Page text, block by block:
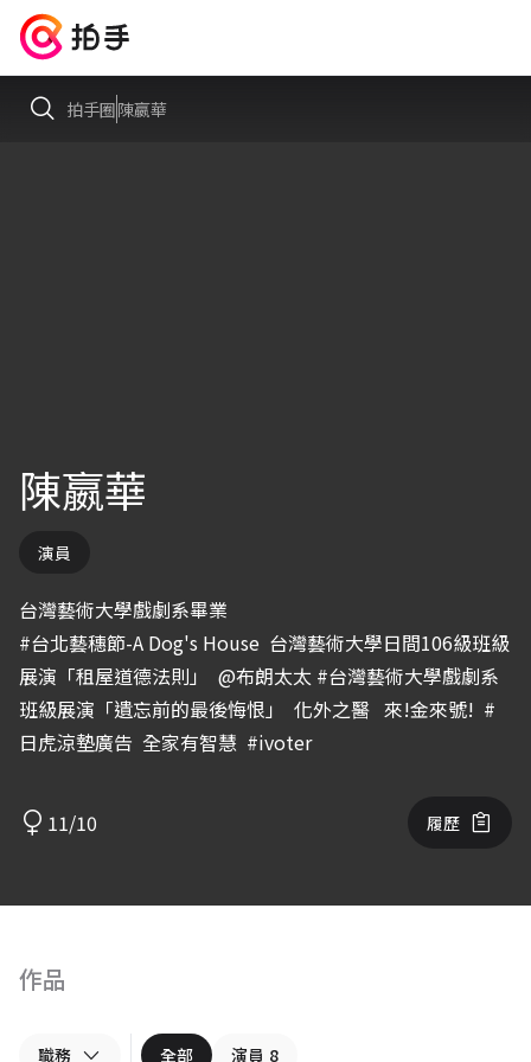
拍手圈陳嬴華
陳嬴華
演員
台灣藝術大學戲劇系畢業
#台北藝穗節-A Dog's House 台灣藝術大學日間106級班級
展演「租屋道德法則」
@布朗太太 #台灣藝術大學戲劇系
班級展演「遺忘前的最後悔恨」
化外之醫 來!金來號!
日虎涼墊廣告 全家有智慧 #ivoter
11/10 履歷
作品
職務 全部 演員 8